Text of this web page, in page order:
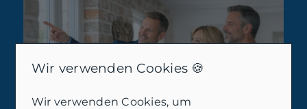
Wir verwenden Cookies 🍪
Wir verwenden Cookies, um